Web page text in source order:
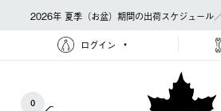
2026年 夏季（お盆）期間の出荷スケジュール
ログイン
0